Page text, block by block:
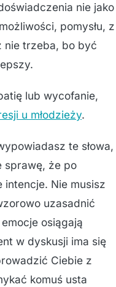
nie jako
pomysłu, z
nie trzeba, bo być
lub wycofanie,
u młodzieży.
te słowa,
sprawę, że po
intencje. Nie musisz
uzasadnić
osiągają
w dyskusji ima się
Ciebie z
komuś usta